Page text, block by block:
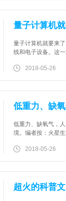
量子计算机
量子计算机就要来
线和电子设备。这
2018-05-26
低重力、缺
低重力、缺氧气，
境。编者按：火星
2018-05-26
超火的科普